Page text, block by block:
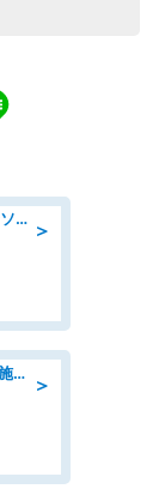
＞
入社特典58万円、寮費完備で無料!デンソーで働こう!自動車工場で小型部品の検査業務 denso aichi
＞
工事・土木施工管理/総合技術商社にて施工管理のお仕事/即日勤務可/車通勤可/工事・土木施工管理/生産・品質管理